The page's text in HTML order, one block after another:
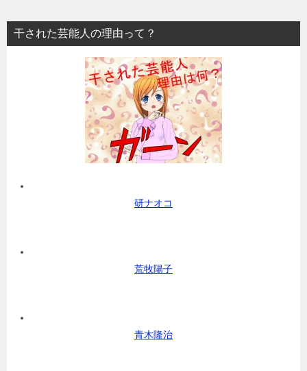
干された芸能人の理由って？
研ナオコ
荒牧陽子
青木隆治